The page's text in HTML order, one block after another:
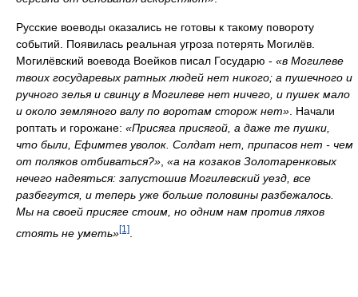
Русские воеводы оказались не готовы к такому повороту
событий. Появилась реальная угроза потерять Могилёв.
Могилёвский воевода Воейков писал Государю - «в Могилеве
твоих государевых ратных людей нет никого; а пушечного и
ручного зелья и свинцу в Могилеве нет ничего, и пушек мало
и около земляного валу по воротам сторож нет» . Начали
роптать и горожане: «Присяга присягой, а даже те пушки,
что были, Ефимтев уволок. Солдат нет, припасов нет - чем
от поляков отбиваться?» «а на козаков Золотаренковых
нечего надеяться: запустошив Могилевский уезд, все
разбегутся, и теперь уже больше половины разбежалось.
Мы на своей присяге стоим, но одним нам против ляхов
стоять не уметь»[1]